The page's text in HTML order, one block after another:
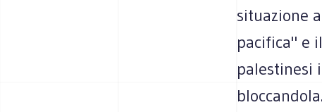
situazione
pacifica" e
palestinesi
bloccandola.